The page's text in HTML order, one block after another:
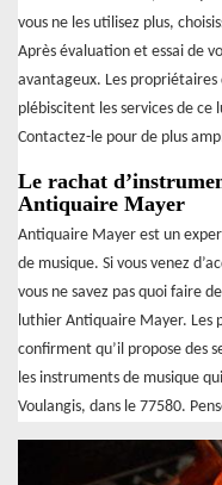
vous ne les utilisez plus,
Après évaluation et essai de
avantageux. Les propriétaires
plébiscitent les services de
Contactez-le pour de plus
Le rachat
Antiquaire Mayer
Antiquaire Mayer est un
de musique. Si vous venez
vous ne savez pas quoi faire
luthier Antiquaire Mayer. Les
confirment qu’il propose des
les instruments de musique
Voulangis, dans le 77580.